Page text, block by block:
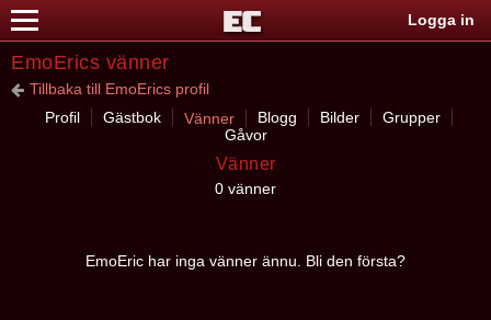
Logga in
EmoErics vänner
Tillbaka till EmoErics profil
Profil
Gästbok Vänner Blogg Bilder
Grupper
Gåvor
Vänner
0 vänner
EmoEric har inga vänner ännu. Bli den första?